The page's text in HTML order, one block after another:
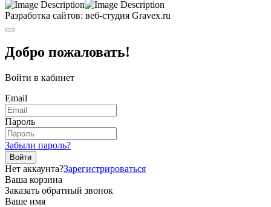
Разработка сайтов: веб-студия Gravex.ru
Добро пожаловать!
Войти в кабинет
Email
Пароль
Забыли пароль?
Войти
Нет аккаунта?Зарегистрироваться
Ваша корзина
Заказать обратный звонок
Ваше имя